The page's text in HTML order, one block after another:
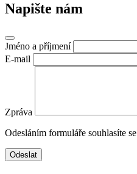
Napište nám
Jméno a příjmení
E-mail
Zpráva
Odesláním formuláře souhlasíte se
Odeslat